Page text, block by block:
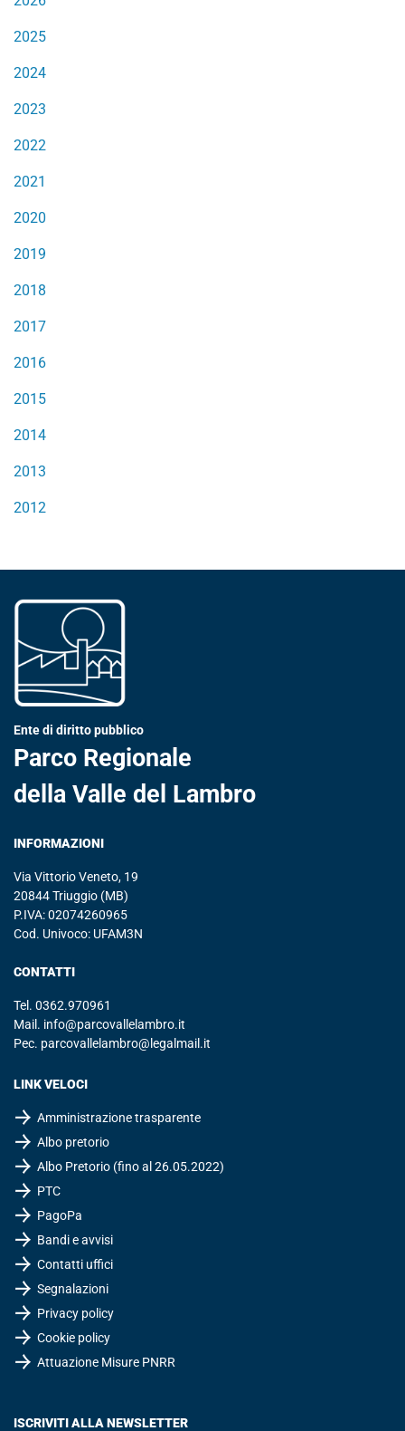
2025
2024
2023
2022
2021
2020
2019
2018
2017
2016
2015
2014
2013
2012
Ente di diritto pubblico
Parco Regionale
della Valle del Lambro
INFORMAZIONI
Via Vittorio Veneto, 19
20844 Triuggio (MB)
P.IVA: 02074260965
Cod. Univoco: UFAM3N
CONTATTI
Tel. 0362.970961
Mail. info@parcovallelambro.it
Pec. parcovallelambro@legalmail.it
LINK VELOCI
Amministrazione trasparente
Albo pretorio
Albo Pretorio (fino al 26.05.2022)
PTC
PagoPa
Bandi e avvisi
Contatti uffici
Segnalazioni
Privacy policy
Cookie policy
Attuazione Misure PNRR
ISCRIVITI ALLA NEWSLETTER